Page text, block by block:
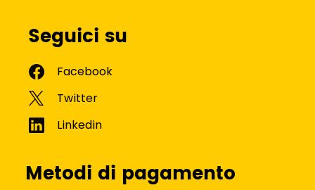
Seguici su
Metodi di pagamento